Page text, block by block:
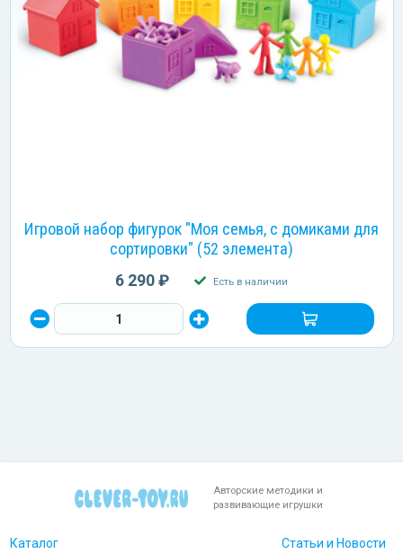
Игровой набор фигурок "Моя семья, с домиками для
сортировки" (52 элемента)
6 290 ₽ Есть в наличии
Авторские методики и
развивающие игрушки
Каталог Статьи и Новости